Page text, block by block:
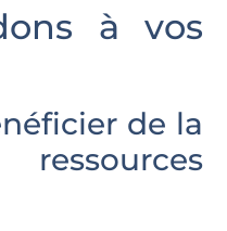
à vos
de la